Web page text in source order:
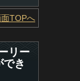
TOPへ
リー
き